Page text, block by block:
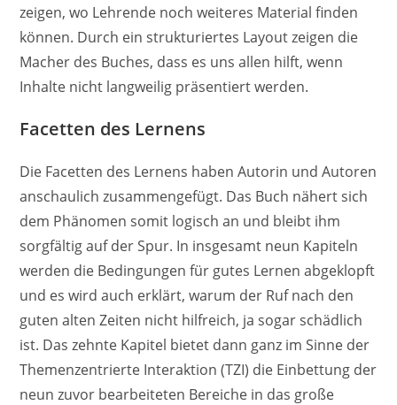
zeigen, wo Lehrende noch weiteres Material finden
können. Durch ein strukturiertes Layout zeigen die
Macher des Buches, dass es uns allen hilft, wenn
Inhalte nicht langweilig präsentiert werden.
Facetten des Lernens
Die Facetten des Lernens haben Autorin und Autoren
anschaulich zusammengefügt. Das Buch nähert sich
dem Phänomen somit logisch an und bleibt ihm
sorgfältig auf der Spur. In insgesamt neun Kapiteln
werden die Bedingungen für gutes Lernen abgeklopft
und es wird auch erklärt, warum der Ruf nach den
guten alten Zeiten nicht hilfreich, ja sogar schädlich
ist. Das zehnte Kapitel bietet dann ganz im Sinne der
Themenzentrierte Interaktion (TZI) die Einbettung der
neun zuvor bearbeiteten Bereiche in das große